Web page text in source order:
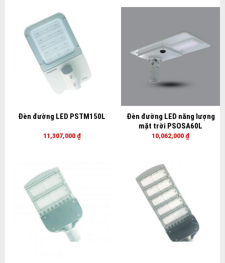
Đèn đường LED PSTM150L
11,307,000 ₫
Đèn đường LED năng lượng
mặt trời PSOSA60L
10,062,000 ₫